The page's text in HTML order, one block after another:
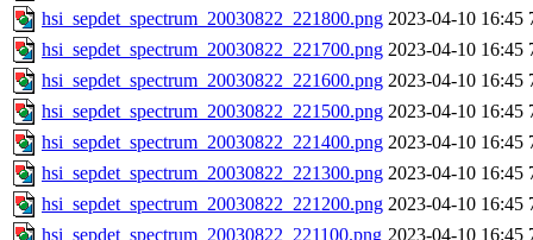
hsi_sepdet_spectrum_20030822_221800.png 2023-04-10 16:45
hsi_sepdet_spectrum_20030822_221700.png 2023-04-10 16:45
hsi_sepdet_spectrum_20030822_221600.png 2023-04-10 16:45
hsi_sepdet_spectrum_20030822_221500.png 2023-04-10 16:45
hsi_sepdet_spectrum_20030822_221400.png 2023-04-10 16:45
hsi_sepdet_spectrum_20030822_221300.png 2023-04-10 16:45
hsi_sepdet_spectrum_20030822_221200.png 2023-04-10 16:45
hsi_sepdet_spectrum_20030822_221100.png 2023-04-10 16:45